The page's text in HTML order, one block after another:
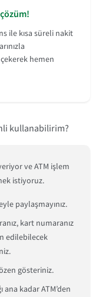
ile kısa süreli nakit
hemen
kullanabilirim?
ve ATM işlem
istiyoruz.
paylaşmayınız.
kart numaranız
edilebilecek
gösteriniz.
ana kadar ATM’den